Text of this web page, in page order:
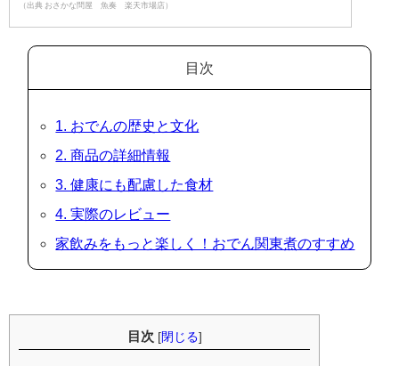
（出典 おさかな問屋 魚奏 楽天市場店）
目次
1. おでんの歴史と文化
2. 商品の詳細情報
3. 健康にも配慮した食材
4. 実際のレビュー
家飲みをもっと楽しく！おでん関東煮のすすめ
目次 [閉じる]